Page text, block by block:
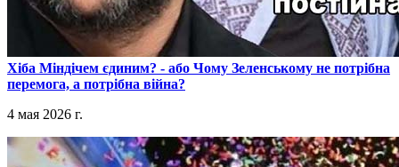
​Хіба Міндічем єдиним? - або Чому Зеленському не потрібна
перемога, а потрібна війна?
4 мая 2026 г.